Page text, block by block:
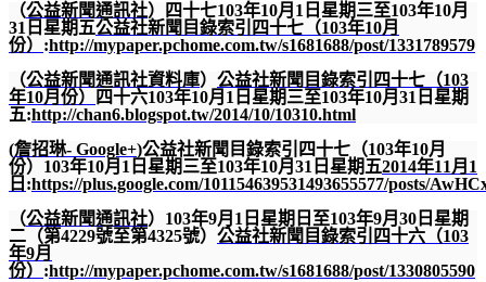
（公益新聞通訊社）四十七103年10月 1 日星期三至103年10月
31 日星期五公益社新聞目錄索引四十七（103年10月
份） :http://mypaper.pchome.com.tw/s1681688/post/1331789579
（公益新聞通訊社資料庫） 公益社新聞目錄索引四十七（103
年10月份） 四十六103年10月 1 日星期三至103年10月 31 日星期
五:http://chan6.blogspot.tw/2014/10/10310.html
(詹招琳- Google+)公益社新聞目錄索引四十七（103年10月
份） 103年10月 1 日星期三至103年10月 31 日星期五2014年11 月 1
日 :https://plus.google.com/101154639531493655577/posts/
（公益新聞通訊社） 103年9月 1 日星期日至103年9月 30 日星期
二（第4229號至第4325號） 公益社新聞目錄索引四十六（103
年9月
份） :http://mypaper.pchome.com.tw/s1681688/post/1330805590